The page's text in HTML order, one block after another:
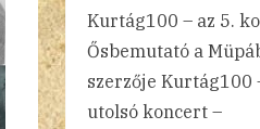
Kurtág100 – az 5.
Ősbemutató a
szerzője Kurtág100
utolsó koncert –